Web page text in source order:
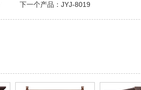
下一个产品： JYJ-8019